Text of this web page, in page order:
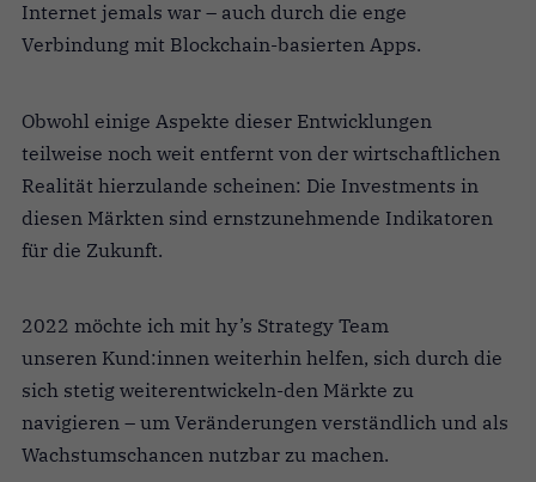
Internet jemals war – auch durch die enge
Verbindung mit Blockchain-basierten Apps.
Obwohl einige Aspekte dieser Entwicklungen
teilweise noch weit entfernt von der wirtschaftlichen
Realität hierzulande scheinen: Die Investments in
diesen Märkten sind ernstzunehmende Indikatoren
für die Zukunft.
2022 möchte ich mit hy’s Strategy Team
unseren Kund:innen weiterhin helfen, sich durch die
sich stetig weiterentwickeln-den Märkte zu
navigieren – um Veränderungen verständlich und als
Wachstumschancen nutzbar zu machen.